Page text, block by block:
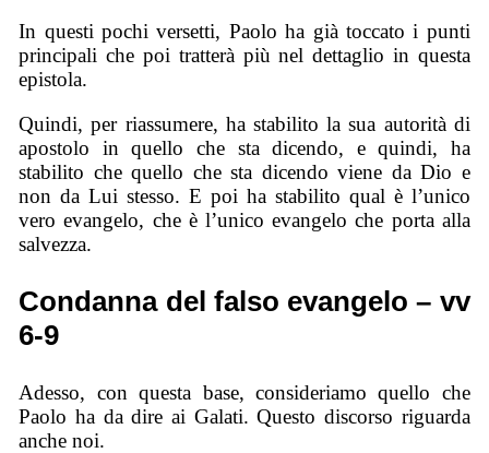
In questi pochi versetti, Paolo ha già toccato i punti
principali che poi tratterà più nel dettaglio in questa
epistola.
Quindi, per riassumere, ha stabilito la sua autorità di
apostolo in quello che sta dicendo, e quindi, ha
stabilito che quello che sta dicendo viene da Dio e
non da Lui stesso. E poi ha stabilito qual è l’unico
vero evangelo, che è l’unico evangelo che porta alla
salvezza.
Condanna del falso evangelo – vv
6-9
Adesso, con questa base, consideriamo quello che
Paolo ha da dire ai Galati. Questo discorso riguarda
anche noi.